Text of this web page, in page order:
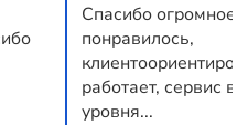
Спасибо
понравилось,
работает, сервис
уровня...